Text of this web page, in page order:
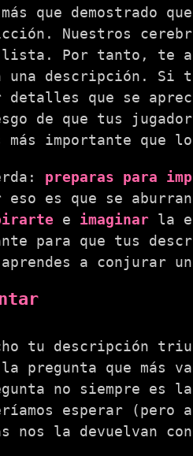
que demostrado
Nuestros
lista. Por tanto, te
una descripción. Si
detalles que se
de que tus
más importante que
preparas para
eso es que se
e imaginar la
para que tus
a conjurar
tu descripción
la pregunta que
no siempre
esperar (pero
nos la devuelvan